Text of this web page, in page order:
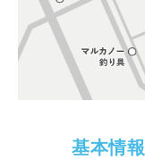
基本情報